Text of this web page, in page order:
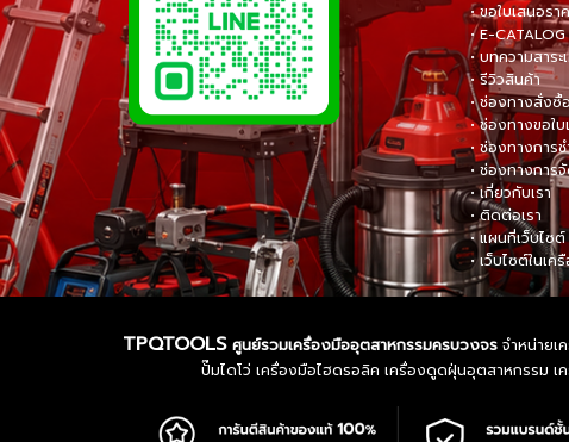
• ขอใบเสนอรา
• E-
• บทความสาร
• รีวิวสินค้า
• ช่องทางสั่งซื้
• ช่องทางขอใ
• ช่องทางการช
• ช่องทางการ
• เกี่ยวกับเรา
• ติดต่อเรา
• แผนที่เว็บไซต์
• เว็บไซต์ในเค
TPQTOOLS ศูนย์รวมเครื่องมืออุตสาหกรรมครบวงจรจำหน่ายเ
ปั๊มไดโว่ เครื่องมือไฮดรอลิค เครื่องดูดฝุ่นอุตสาหกรรม